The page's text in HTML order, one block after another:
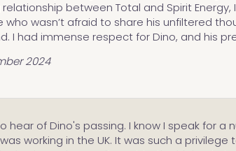
between Total and Spirit
wasn’t afraid to share his unfiltered
I had immense respect for Dino, and his
2024
hear of Dino's passing. I know I speak for
working in the UK. It was such a